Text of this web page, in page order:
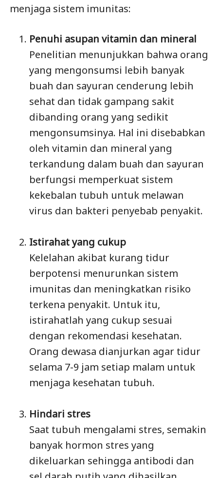
menjaga sistem imunitas:
Penuhi asupan vitamin dan mineral
Penelitian menunjukkan bahwa orang
yang mengonsumsi lebih banyak
buah dan sayuran cenderung lebih
sehat dan tidak gampang sakit
dibanding orang yang sedikit
mengonsumsinya. Hal ini disebabkan
oleh vitamin dan mineral yang
terkandung dalam buah dan sayuran
berfungsi memperkuat sistem
kekebalan tubuh untuk melawan
virus dan bakteri penyebab penyakit.
Istirahat yang cukup
Kelelahan akibat kurang tidur
berpotensi menurunkan sistem
imunitas dan meningkatkan risiko
terkena penyakit. Untuk itu,
istirahatlah yang cukup sesuai
dengan rekomendasi kesehatan.
Orang dewasa dianjurkan agar tidur
selama 7-9 jam setiap malam untuk
menjaga kesehatan tubuh.
Hindari stres
Saat tubuh mengalami stres, semakin
banyak hormon stres yang
dikeluarkan sehingga antibodi dan